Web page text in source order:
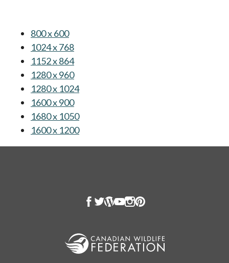
800 x 600s’ouvre dans un nouvel onglet
1024 x 768
1152 x 864s’ouvre dans un nouvel onglet
1280 x 960s’ouvre dans un nouvel onglet
1280 x 1024s’ouvre dans un nouvel onglet
1600 x 900s’ouvre dans un nouvel onglet
1680 x 1050s’ouvre dans un nouvel onglet
1600 x 1200s’ouvre dans un nouvel onglet